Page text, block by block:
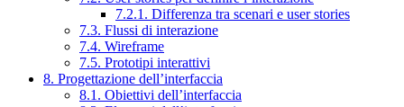
7.2.1. Differenza tra scenari e user stories
7.3. Flussi di interazione
7.4. Wireframe
7.5. Prototipi interattivi
8. Progettazione dell’interfaccia
8.1. Obiettivi dell’interfaccia